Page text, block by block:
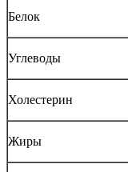
Белок
Углеводы
Холестерин
Жиры